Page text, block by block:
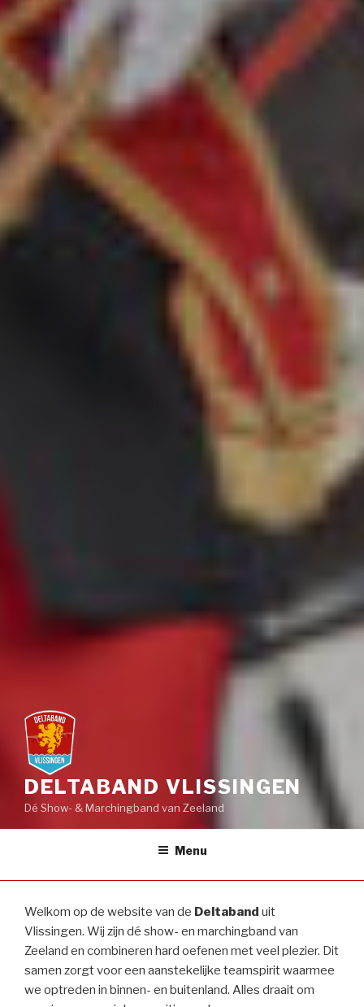
DELTABAND VLISSINGEN
Dé Show- & Marchingband van Zeeland
Menu
Welkom op de website van de Deltaband uit
Vlissingen. Wij zijn dé show- en marchingband van
Zeeland en combineren hard oefenen met veel plezier. Dit
samen zorgt voor een aanstekelijke teamspirit waarmee
we optreden in binnen- en buitenland. Alles draait om